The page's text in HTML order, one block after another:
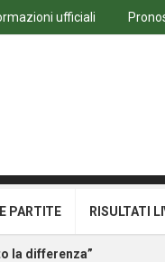
ufficiali
PARTITE RISULTATI
la differenza”